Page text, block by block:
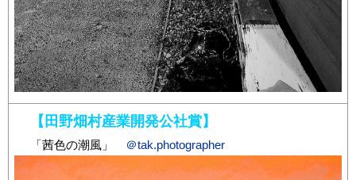
【田野畑村産業開発公社賞】
「茜色の潮風」 ＠tak.photographer